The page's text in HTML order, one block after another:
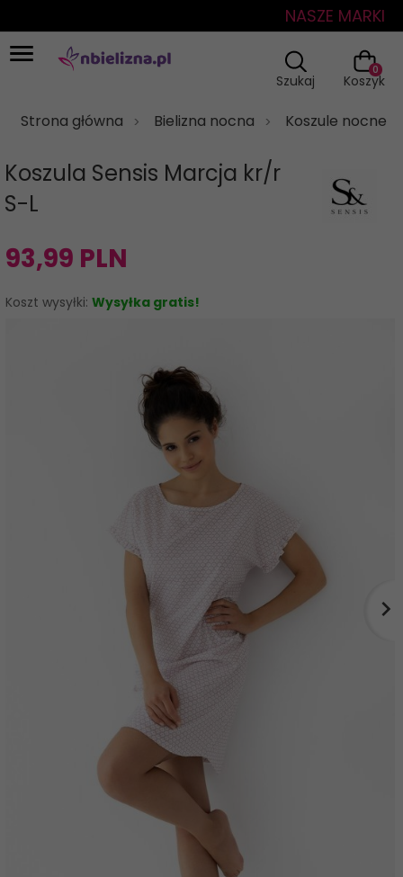
NASZE MARKI
Szukaj Koszyk
0
Strona główna Bielizna nocna Koszule nocne
Koszula Sensis Marcja kr/r
S-L
93,99 PLN
Koszt wysyłki: Wysyłka gratis!